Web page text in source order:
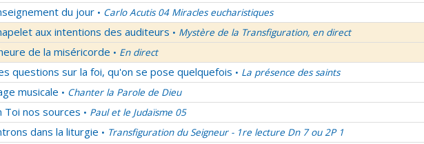
du jour • Carlo Acutis 04 Miracles eucharistiques
aux intentions des auditeurs • Mystère de la Transfiguration, en direct
de la miséricorde • En direct
questions sur la foi, qu'on se pose quelquefois • La présence des saints
musicale • Chanter la Parole de Dieu
Toi nos sources • Paul et le Judaïsme 05
dans la liturgie • Transfiguration du Seigneur - 1re lecture Dn 7 ou 2P 1